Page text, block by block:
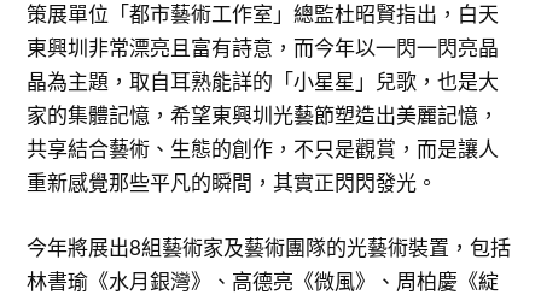
策展單位「都市藝術工作室」總監杜昭賢指出，白天
東興圳非常漂亮且富有詩意，而今年以一閃一閃亮晶
晶為主題，取自耳熟能詳的「小星星」兒歌，也是大
家的集體記憶，希望東興圳光藝節塑造出美麗記憶，
共享結合藝術、生態的創作，不只是觀賞，而是讓人
重新感覺那些平凡的瞬間，其實正閃閃發光。
今年將展出8組藝術家及藝術團隊的光藝術裝置，包括
林書瑜《水月銀灣》、高德亮《微風》、周柏慶《綻